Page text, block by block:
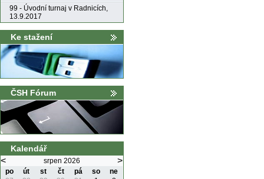
99 - Úvodní turnaj v Radnicích,
13.9.2017
Ke stažení
ČSH Fórum
Kalendář
< srpen 2026 >
po út st čt pá so
ne